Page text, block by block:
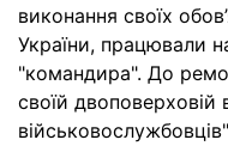
виконання своїх
України, працювали
"командира". До
своїй двоповерховій